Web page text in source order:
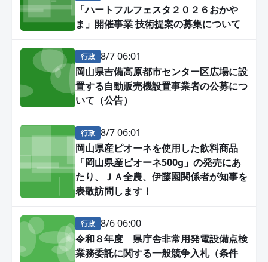
「ハートフルフェスタ２０２６おかや
ま」開催事業 技術提案の募集について
行政
8/7 06:01
岡山県吉備高原都市センター区広場に設
置する自動販売機設置事業者の公募につ
いて（公告）
行政
8/7 06:01
岡山県産ピオーネを使用した飲料商品
「岡山県産ピオーネ500g」の発売にあ
たり、ＪＡ全農、伊藤園関係者が知事を
表敬訪問します！
行政
8/6 06:00
令和８年度 県庁舎非常用発電設備点検
業務委託に関する一般競争入札（条件